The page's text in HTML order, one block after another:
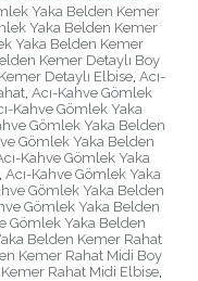
Yaka Belden Kemer
Yaka Belden Kemer
Yaka Belden Kemer
Kemer Detaylı Boy
Detaylı Elbise Acı-
, Acı-Kahve Gömlek
Kahve Gömlek Yaka
Gömlek Yaka Belden
Gömlek Yaka Belden
Kahve Gömlek Yaka
Acı-Kahve Gömlek Yaka
Gömlek Yaka Belden
Gömlek Yaka Belden
Gömlek Yaka Belden
Belden Kemer Rahat
Kemer Rahat Midi Boy
Rahat Midi Elbise